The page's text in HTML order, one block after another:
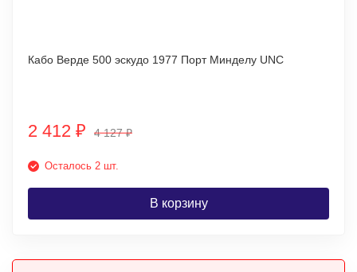
Кабо Верде 500 эскудо 1977 Порт Минделу UNC
2 412 ₽ 4 127₽
Осталось 2 шт.
В корзину